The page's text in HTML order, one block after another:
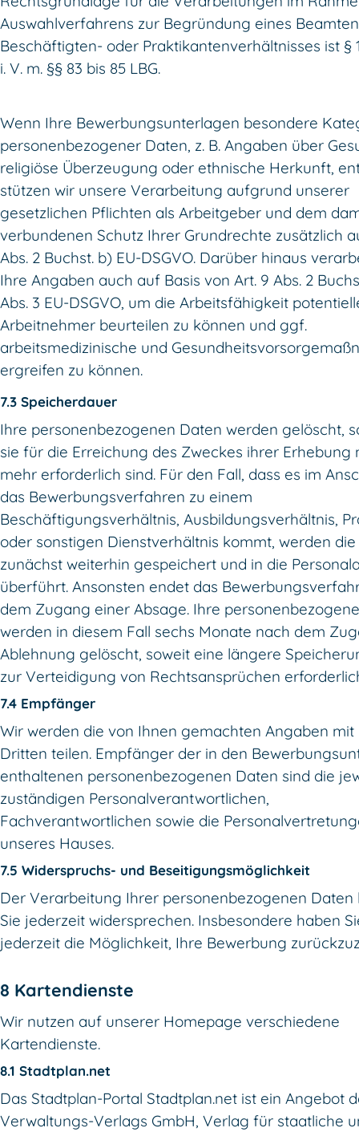
Auswahlverfahrens zur Begründung eines
Beschäftigten- oder Praktikantenverhältnisses ist §
i. V. m. §§ 83 bis 85 LBG.
Wenn Ihre Bewerbungsunterlagen besondere
personenbezogener Daten, z. B. Angaben über
religiöse Überzeugung oder ethnische Herkunft,
stützen wir unsere Verarbeitung aufgrund unserer
gesetzlichen Pflichten als Arbeitgeber und dem
verbundenen Schutz Ihrer Grundrechte zusätzlich
Abs. 2 Buchst. b) EU-DSGVO. Darüber hinaus
Ihre Angaben auch auf Basis von Art. 9 Abs. 2
Abs. 3 EU-DSGVO, um die Arbeitsfähigkeit
Arbeitnehmer beurteilen zu können und ggf.
arbeitsmedizinische und
ergreifen zu können.
7.3 Speicherdauer
Ihre personenbezogenen Daten werden gelöscht,
sie für die Erreichung des Zweckes ihrer Erhebung
mehr erforderlich sind. Für den Fall, dass es im
das Bewerbungsverfahren zu einem
Beschäftigungsverhältnis, Ausbildungsverhältnis,
oder sonstigen Dienstverhältnis kommt, werden
zunächst weiterhin gespeichert und in die
überführt. Ansonsten endet das
dem Zugang einer Absage. Ihre
werden in diesem Fall sechs Monate nach dem
Ablehnung gelöscht, soweit eine längere
zur Verteidigung von Rechtsansprüchen
7.4 Empfänger
Wir werden die von Ihnen gemachten Angaben mit
Dritten teilen. Empfänger der in den
enthaltenen personenbezogenen Daten sind die
zuständigen Personalverantwortlichen,
Fachverantwortlichen sowie die
unseres Hauses.
7.5 Widerspruchs- und Beseitigungsmöglichkeit
Der Verarbeitung Ihrer personenbezogenen Daten
Sie jederzeit widersprechen. Insbesondere haben
jederzeit die Möglichkeit, Ihre Bewerbung
8 Kartendienste
Wir nutzen auf unserer Homepage verschiedene
Kartendienste.
8.1 Stadtplan.net
Das Stadtplan-Portal Stadtplan.net ist ein Angebot
Verwaltungs-Verlags GmbH, Verlag für staatliche